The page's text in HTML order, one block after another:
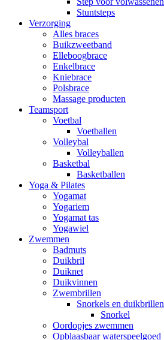
Stuntsteps
Verzorging
Alles braces
Buikzweetband
Elleboogbrace
Enkelbrace
Kniebrace
Polsbrace
Massage producten
Teamsport
Voetbal
Voetballen
Volleybal
Volleyballen
Basketbal
Basketballen
Yoga & Pilates
Yogamat
Yogariem
Yogamat tas
Yogawiel
Zwemmen
Badmuts
Duikbril
Duiknet
Duikvinnen
Zwembrillen
Snorkels en duikbrillen
Snorkel
Oordopjes zwemmen
Opblaasbaar waterspeelgoed